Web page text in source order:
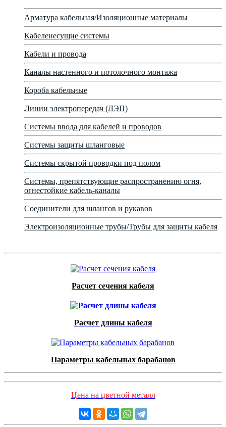
Арматура кабельная/Изоляционные материалы
Кабеленесущие системы
Кабели и провода
Каналы настенного и потолочного монтажа
Короба кабельные
Линии электропередач (ЛЭП)
Системы ввода для кабелей и проводов
Системы защиты шланговые
Системы скрытой проводки под полом
Системы, препятствующие распространению огня,
огнестойкие кабель-каналы
Соединители для шлангов и рукавов
Электроизоляционные трубы/Трубы для защиты кабеля
Расчет сечения кабеля
Расчет длины кабеля
Параметры кабельных барабанов
Цена на цветной металл